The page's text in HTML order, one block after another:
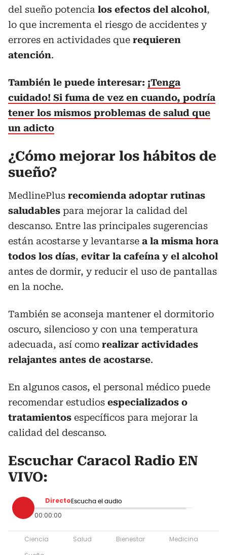
del sueño potencia los efectos del alcohol,
lo que incrementa el riesgo de accidentes y
errores en actividades que requieren
atención.
También le puede interesar: ¡Tenga
cuidado! Si fuma de vez en cuando, podría
tener los mismos problemas de salud que
un adicto
¿Cómo mejorar los hábitos de
sueño?
MedlinePlus recomienda adoptar rutinas
saludables para mejorar la calidad del
descanso. Entre las principales sugerencias
están acostarse y levantarse a la misma hora
todos los días, evitar la cafeína y el alcohol
antes de dormir, y reducir el uso de pantallas
en la noche.
También se aconseja mantener el dormitorio
oscuro, silencioso y con una temperatura
adecuada, así como realizar actividades
relajantes antes de acostarse.
En algunos casos, el personal médico puede
recomendar estudios especializados o
tratamientos específicos para mejorar la
calidad del descanso.
Escuchar Caracol Radio EN
VIVO:
Directo Escucha el audio
00:00:00
Ciencia Salud Bienestar
Medicina